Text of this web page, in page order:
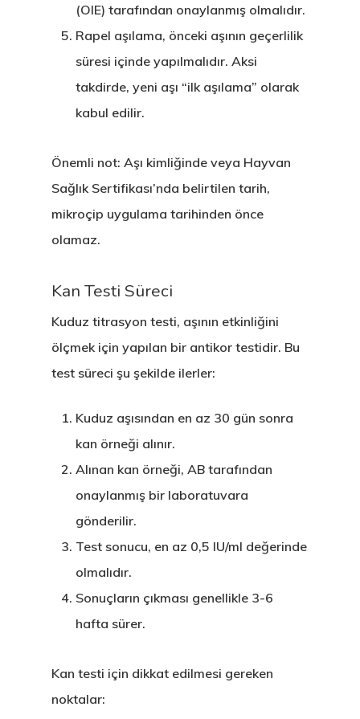
(OIE) tarafından onaylanmış olmalıdır.
Rapel aşılama, önceki aşının geçerlilik
süresi içinde yapılmalıdır. Aksi
takdirde, yeni aşı “ilk aşılama” olarak
kabul edilir.
Önemli not: Aşı kimliğinde veya Hayvan
Sağlık Sertifikası’nda belirtilen tarih,
mikroçip uygulama tarihinden önce
olamaz.
Kan Testi Süreci
Kuduz titrasyon testi, aşının etkinliğini
ölçmek için yapılan bir antikor testidir. Bu
test süreci şu şekilde ilerler:
Kuduz aşısından en az 30 gün sonra
kan örneği alınır.
Alınan kan örneği, AB tarafından
onaylanmış bir laboratuvara
gönderilir.
Test sonucu, en az 0,5 IU/ml değerinde
olmalıdır.
Sonuçların çıkması genellikle 3-6
hafta sürer.
Kan testi için dikkat edilmesi gereken
noktalar:
Avrupa Birliği
Çalışma İzni
Danışan
Estonya
Yatırımcı
Programı
Estonya Blog
Estonya
Kuruluşu
Estonya
EU Temporary
– Startup Visa